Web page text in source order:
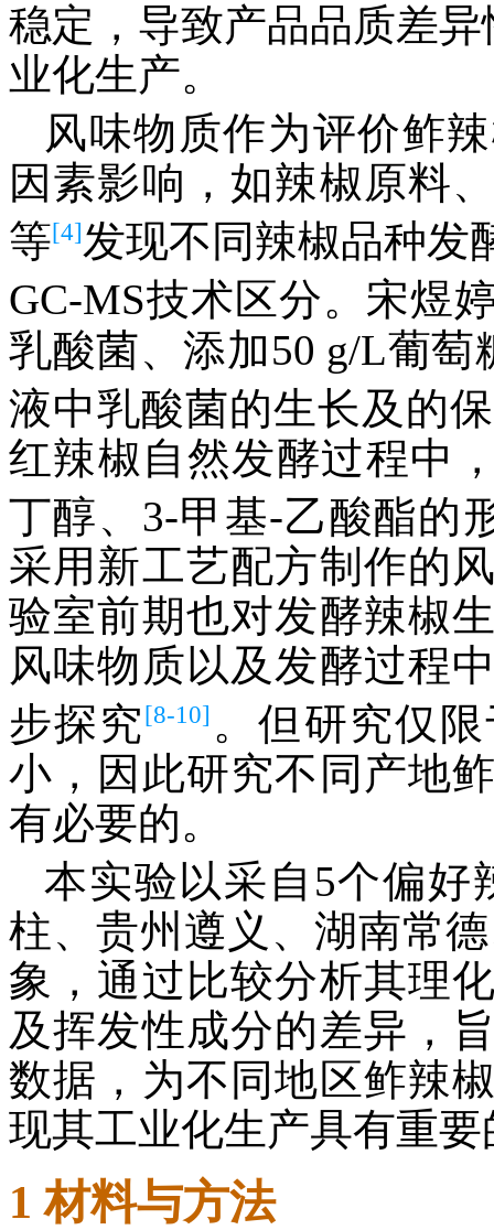
稳定，导致产品品质差异
业化生产。
风味物质作为评价鲊
因素影响，如辣椒原料
等[4]发现不同辣椒品种发
GC-MS技术区分。宋煜
乳酸菌、添加50 g/L葡
液中乳酸菌的生长及的
红辣椒自然发酵过程中
丁醇、3-甲基-乙酸酯的
采用新工艺配方制作的
验室前期也对发酵辣椒
风味物质以及发酵过程
步探究[8-10] 。但研究仅
小，因此研究不同产地
有必要的。
本实验以采自5个偏好
柱、贵州遵义、湖南常
象，通过比较分析其理
及挥发性成分的差异，
数据，为不同地区鲊辣
现其工业化生产具有重
1 材料与方法